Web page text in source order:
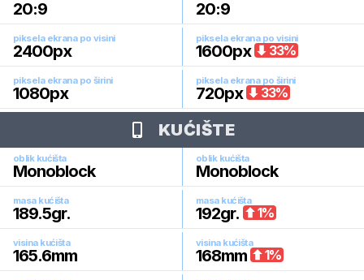
20:9 20:9
piksela ekrana po visini
2400px
piksela ekrana po visini
1600px 33%
piksela ekrana po širini
1080px
piksela ekrana po širini
720px 33%
KUĆIŠTE
oblik kućišta
Monoblock
oblik kućišta
Monoblock
masa kućišta
189.5gr.
masa kućišta
192gr. 1%
visina kućišta
165.6mm
visina kućišta
168mm 1%